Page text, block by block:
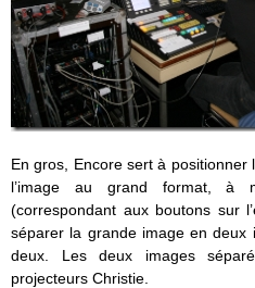
En gros, Encore sert à
l’image au grand format, à
(correspondant aux boutons sur
séparer la grande image en
deux. Les deux images
projecteurs Christie.